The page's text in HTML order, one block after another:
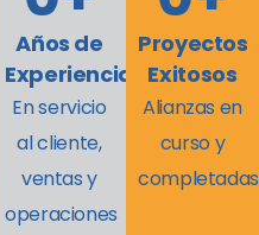
Años de
Experiencia
En servicio
al cliente,
ventas y
operaciones
Proyectos
Exitosos
Alianzas en
curso y
completadas